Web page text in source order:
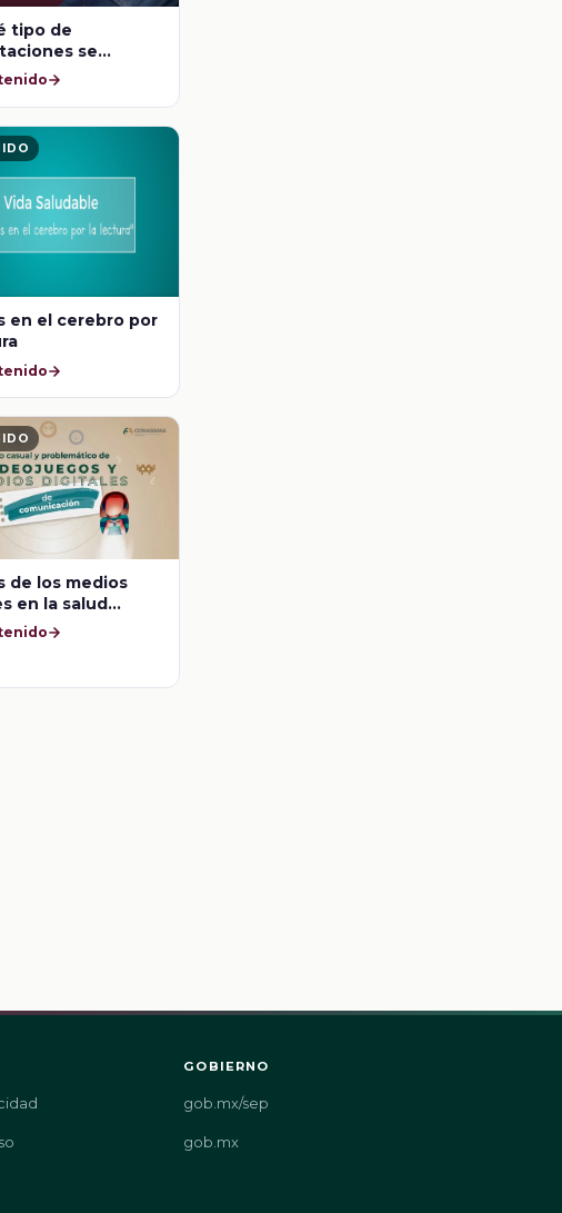
tipo de
se
conseguir las
en el cerebro por
de los medios
en la salud
GOBIERNO
gob.mx/sep
gob.mx